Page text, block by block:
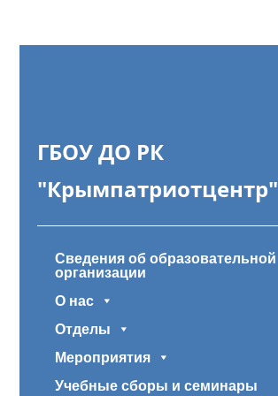
ГБОУ ДО РК
"Крымпатриотцентр"
Сведения об образовательной
организации
О нас
Отделы
Мероприятия
Учебные сборы и семинары